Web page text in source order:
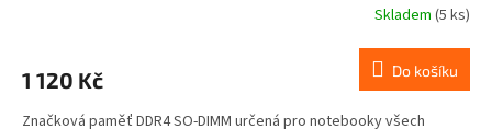
Skladem (5 ks)
1 120 Kč Do košíku
Značková paměť DDR4 SO-DIMM určená pro notebooky všech